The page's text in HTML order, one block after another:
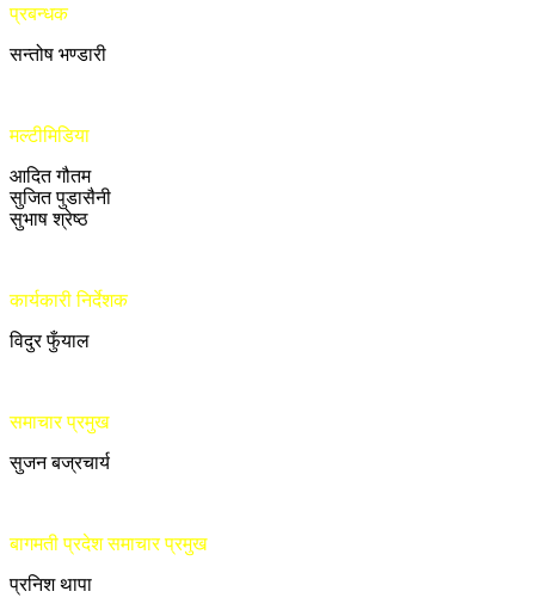
प्रबन्धक
सन्तोष भण्डारी
मल्टीमिडिया
आदित गौतम
सुजित पुडासैनी
सुभाष श्रेष्ठ
कार्यकारी निर्देशक
विदुर फुँयाल
समाचार प्रमुख
सुजन बज्रचार्य
बागमती प्रदेश समाचार प्रमुख
प्रनिश थापा